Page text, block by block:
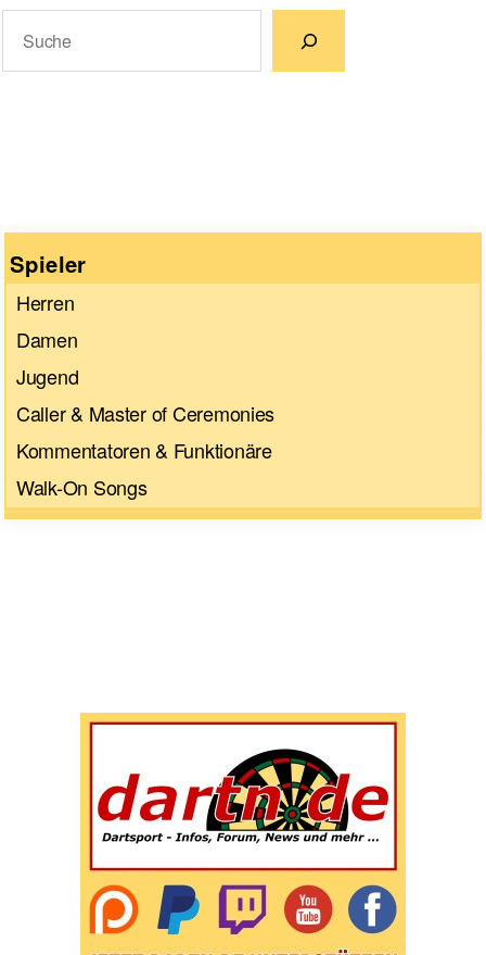
Spieler
Herren
Damen
Jugend
Caller & Master of Ceremonies
Kommentatoren & Funktionäre
Walk-On Songs